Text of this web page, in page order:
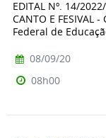
EDITAL Nº. 14/
CANTO E FESIVAL
Federal de
08/09/20
08h00